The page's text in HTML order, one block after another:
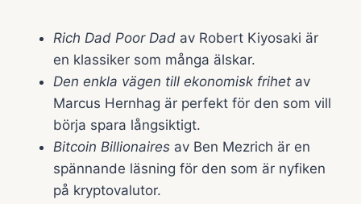
Rich Dad Poor Dad av Robert Kiyosaki är
en klassiker som många älskar.
Den enkla vägen till ekonomisk frihet av
Marcus Hernhag är perfekt för den som vill
börja spara långsiktigt.
Bitcoin Billionaires av Ben Mezrich är en
spännande läsning för den som är nyfiken
på kryptovalutor.